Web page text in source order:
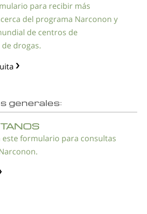
para recibir más
del programa Narconon y
de centros de
drogas.
generales:
este formulario para consultas